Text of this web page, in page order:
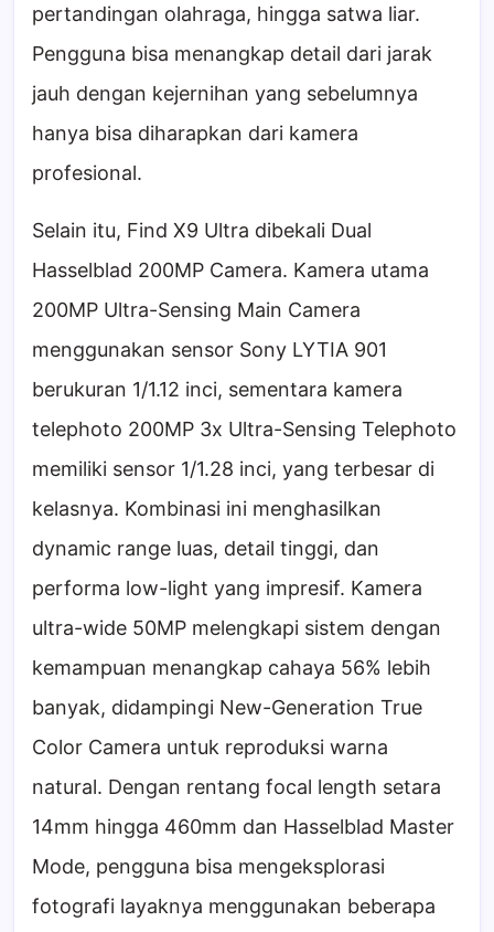
pertandingan olahraga, hingga satwa liar.
Pengguna bisa menangkap detail dari jarak
jauh dengan kejernihan yang sebelumnya
hanya bisa diharapkan dari kamera
profesional.
Selain itu, Find X9 Ultra dibekali Dual
Hasselblad 200MP Camera. Kamera utama
200MP Ultra-Sensing Main Camera
menggunakan sensor Sony LYTIA 901
berukuran 1/1.12 inci, sementara kamera
telephoto 200MP 3x Ultra-Sensing Telephoto
memiliki sensor 1/1.28 inci, yang terbesar di
kelasnya. Kombinasi ini menghasilkan
dynamic range luas, detail tinggi, dan
performa low-light yang impresif. Kamera
ultra-wide 50MP melengkapi sistem dengan
kemampuan menangkap cahaya 56% lebih
banyak, didampingi New-Generation True
Color Camera untuk reproduksi warna
natural. Dengan rentang focal length setara
14mm hingga 460mm dan Hasselblad Master
Mode, pengguna bisa mengeksplorasi
fotografi layaknya menggunakan beberapa